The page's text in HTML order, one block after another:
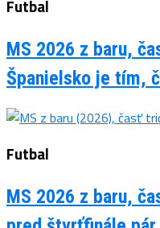
Futbal
MS 2026 z baru,
Španielsko je tím,
Futbal
MS 2026 z baru,